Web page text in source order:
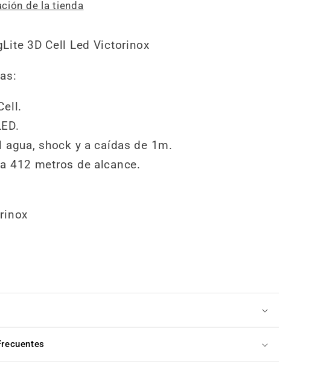
de la tienda
3D Cell Led Victorinox
agua, shock y a caídas de 1m.
412 metros de alcance.